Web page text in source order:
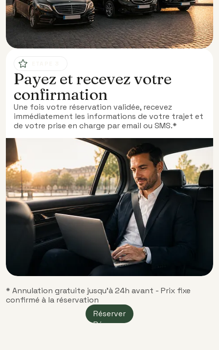
Payez et recevez votre
confirmation
Une fois votre réservation validée, recevez
immédiatement les informations de votre trajet et
de votre prise en charge par email ou SMS.*
* Annulation gratuite jusqu'à 24h avant - Prix fixe
confirmé à la réservation
Réserver
Réserver